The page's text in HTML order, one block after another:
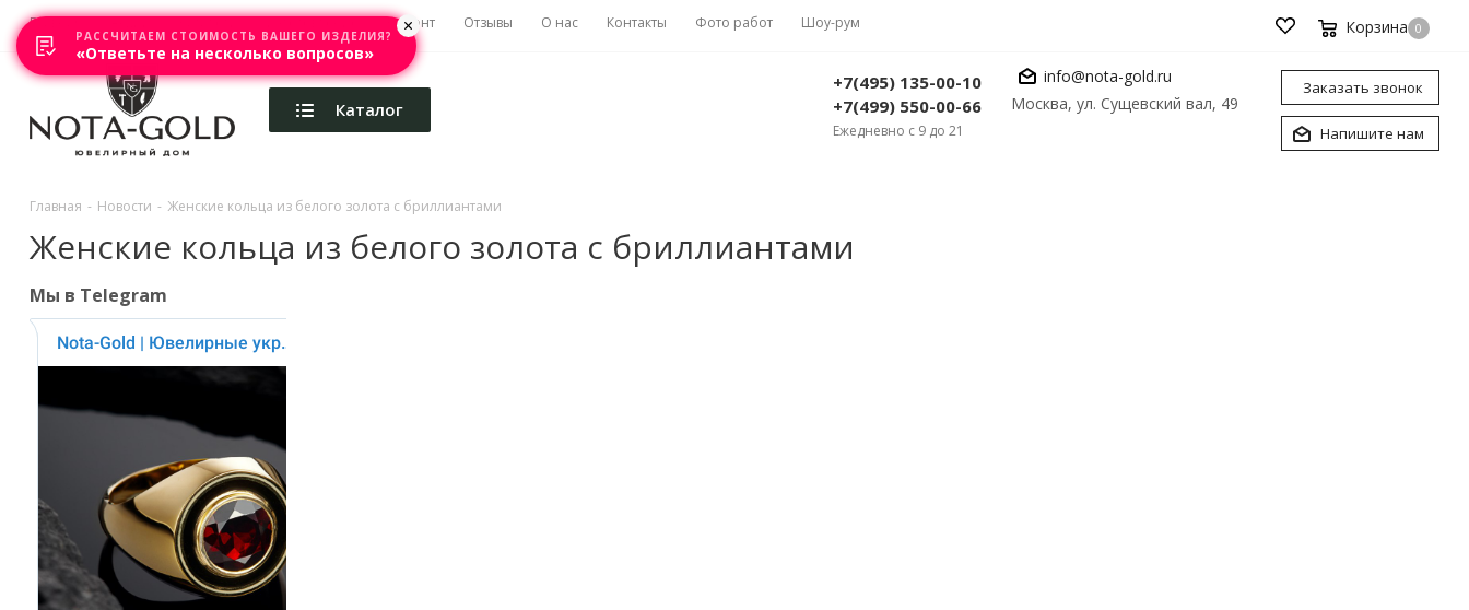
Главная Акции Каталоги Изготовление Ремонт Отзывы О нас Контакты Фото работ Шоу-рум Корзина 0
Каталог
+7(495) 135-00-10
+7(499) 550-00-66
Ежедневно с 9 до 21
info@nota-gold.ru
Москва, ул. Сущевский вал, 49
Заказать звонок
Напишите нам
Главная - Новости - Женские кольца из белого золота с бриллиантами
Женские кольца из белого золота с бриллиантами
Мы в Telegram
РАССЧИТАЕМ СТОИМОСТЬ ВАШЕГО ИЗДЕЛИЯ?
«Ответьте на несколько вопросов»